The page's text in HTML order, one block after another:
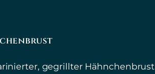
gegrillter Hähnchenbrust